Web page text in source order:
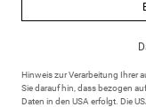
Hinweis zur Verarbeitung Ihrer
Sie darauf hin, dass bezogen
Daten in den USA erfolgt. Die